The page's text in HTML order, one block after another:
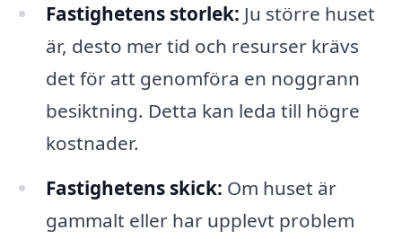
Fastighetens storlek: Ju större huset
är, desto mer tid och resurser krävs
det för att genomföra en noggrann
besiktning. Detta kan leda till högre
kostnader.
Fastighetens skick: Om huset är
gammalt eller har upplevt problem